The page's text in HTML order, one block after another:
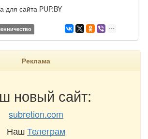
для сайта PUP.BY
Реклама
новый сайт:
subretion.com
НашТелеграм